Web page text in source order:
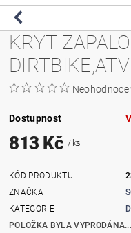
KRYT
Dostupnost
813 Kč / ks
KÓD PRODUKTU
ZNAČKA
KATEGORIE
POLOŽKA BYLA VYPRODÁNA...